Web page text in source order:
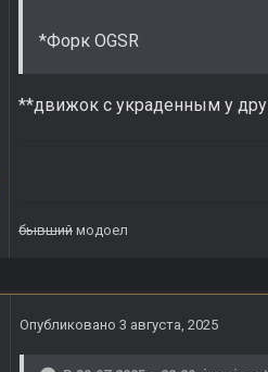
*Форк OGSR
**движок с украденным у
бывший модоел
Опубликовано 3 августа, 2025